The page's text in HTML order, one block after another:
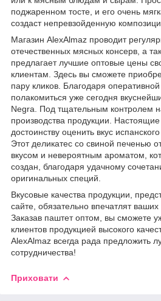
поджаренном тосте, и его очень
создаст непревзойденную
Магазин AlexAlmaz проводит
отечественных мясных консерв, а
предлагает лучшие оптовые цены
клиентам. Здесь вы сможете
пару кликов. Благодаря
полакомиться уже сегодня
Negra. Под тщательным контролем
производства продукции.
достоинству оценить вкус
Этот деликатес со свиной печенью
вкусом и невероятным ароматом,
создан, благодаря удачному
оригинальных специй.
Вкусовые качества продукции,
сайте, обязательно впечатлят ваших
Заказав паштет оптом, вы сможете
клиентов продукцией высокого
AlexAlmaz всегда рада предложить
сотрудничества!
Приховати